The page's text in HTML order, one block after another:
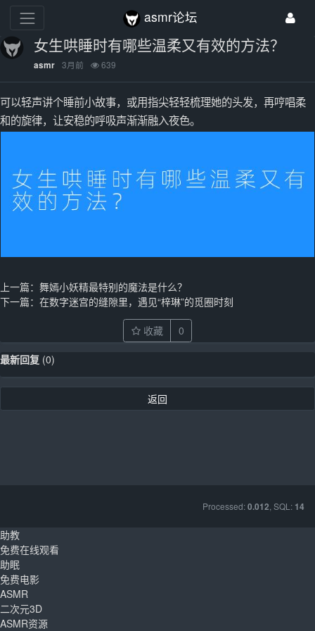
asmr论坛
女生哄睡时有哪些温柔又有效的方法？
asmr 3月前 639
可以轻声讲个睡前小故事，或用指尖轻轻梳理她的头发，再哼唱柔
和的旋律，让安稳的呼吸声渐渐融入夜色。
上一篇： 舞嫣小妖精最特别的魔法是什么？
下一篇： 在数字迷宫的缝隙里，遇见“梓琳”的觅圈时刻
收藏 0
最新回复 (0)
返回
Processed:0.012 , SQL: 14
助教
免费在线观看
助眠
免费电影
ASMR
二次元3D
ASMR资源